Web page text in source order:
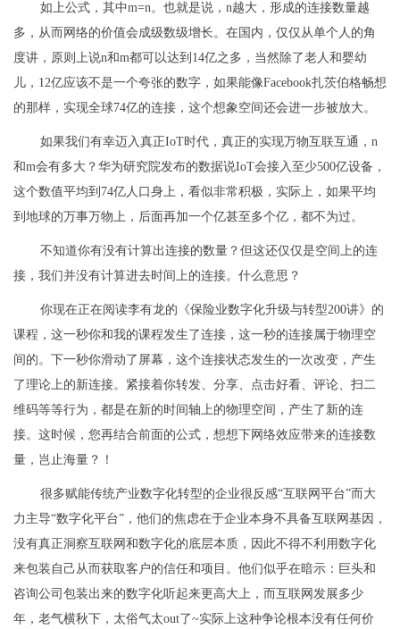
如上公式，其中m=n。也就是说，n越大，形成的连接数量越
多，从而网络的价值会成级数级增长。在国内，仅仅从单个人的角
度讲，原则上说n和m都可以达到14亿之多，当然除了老人和婴幼
儿，12亿应该不是一个夸张的数字，如果能像Facebook扎茨伯格畅想
的那样，实现全球74亿的连接，这个想象空间还会进一步被放大。
如果我们有幸迈入真正IoT时代，真正的实现万物互联互通，n
和m会有多大？华为研究院发布的数据说IoT会接入至少500亿设备，
这个数值平均到74亿人口身上，看似非常积极，实际上，如果平均
到地球的万事万物上，后面再加一个亿甚至多个亿，都不为过。
不知道你有没有计算出连接的数量？但这还仅仅是空间上的连
接，我们并没有计算进去时间上的连接。什么意思？
你现在正在阅读李有龙的《保险业数字化升级与转型200讲》的
课程，这一秒你和我的课程发生了连接，这一秒的连接属于物理空
间的。下一秒你滑动了屏幕，这个连接状态发生的一次改变，产生
了理论上的新连接。紧接着你转发、分享、点击好看、评论、扫二
维码等等行为，都是在新的时间轴上的物理空间，产生了新的连
接。这时候，您再结合前面的公式，想想下网络效应带来的连接数
量，岂止海量？！
很多赋能传统产业数字化转型的企业很反感“互联网平台”而大
力主导“数字化平台”，他们的焦虑在于企业本身不具备互联网基因，
没有真正洞察互联网和数字化的底层本质，因此不得不利用数字化
来包装自己从而获取客户的信任和项目。他们似乎在暗示：巨头和
咨询公司包装出来的数字化听起来更高大上，而互联网发展多少
年，老气横秋下，太俗气太out了~实际上这种争论根本没有任何价